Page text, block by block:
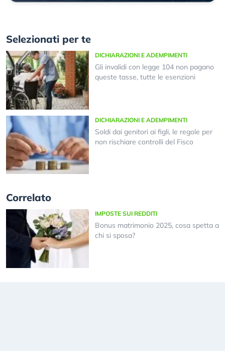
Selezionati per te
DICHIARAZIONI E ADEMPIMENTI
Gli invalidi con legge 104 non pagano
queste tasse, tutte le esenzioni
DICHIARAZIONI E ADEMPIMENTI
Soldi dai genitori ai figli, le regole per
non rischiare controlli del Fisco
Correlato
IMPOSTE SUI REDDITI
Bonus matrimonio 2025, cosa spetta a
chi si sposa?